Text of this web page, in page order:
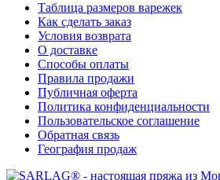
Таблица размеров варежек
Как сделать заказ
Условия возврата
О доставке
Способы оплаты
Правила продажи
Публичная оферта
Политика конфиденциальности
Пользовательское соглашение
Обратная связь
География продаж